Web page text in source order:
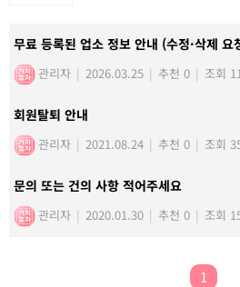
무료 등록된 업소 정보 안내 (수정·삭제 요
관리자 | 2026.03.25 | 추천 0 | 조회 11
회원탈퇴 안내
관리자 | 2021.08.24 | 추천 0 | 조회
문의 또는 건의 사항 적어주세요
관리자 | 2020.01.30 | 추천 0 | 조회
1